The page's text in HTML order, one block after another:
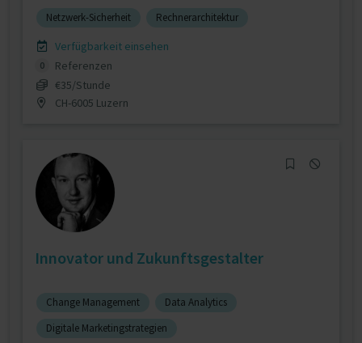
Netzwerk-Sicherheit Rechnerarchitektur
Verfügbarkeit einsehen
0
Referenzen
€35/Stunde
CH-6005 Luzern
Innovator und Zukunftsgestalter
Change Management
Data Analytics
Digitale Marketingstrategien